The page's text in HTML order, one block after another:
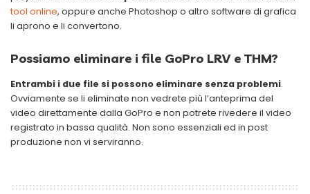
tool online, oppure anche Photoshop o altro software di grafica
li aprono e li convertono.
Possiamo eliminare i file GoPro LRV e THM?
Entrambi i due file si possono eliminare senza problemi.
Ovviamente se li eliminate non vedrete più l’anteprima del
video direttamente dalla GoPro e non potrete rivedere il video
registrato in bassa qualità. Non sono essenziali ed in post
produzione non vi serviranno.